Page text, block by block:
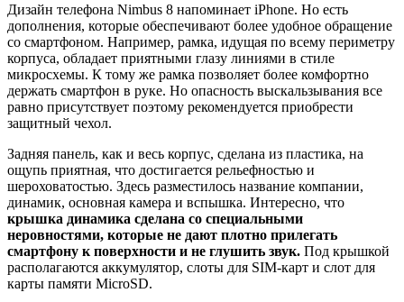
Дизайн телефона Nimbus 8 напоминает iPhone. Но есть
дополнения, которые обеспечивают более удобное обращение
со смартфоном. Например, рамка, идущая по всему периметру
корпуса, обладает приятными глазу линиями в стиле
микросхемы. К тому же рамка позволяет более комфортно
держать смартфон в руке. Но опасность выскальзывания все
равно присутствует поэтому рекомендуется приобрести
защитный чехол.
Задняя панель, как и весь корпус, сделана из пластика, на
ощупь приятная, что достигается рельефностью и
шероховатостью. Здесь разместилось название компании,
динамик, основная камера и вспышка. Интересно, что
крышка динамика сделана со специальными
неровностями, которые не дают плотно прилегать
смартфону к поверхности и не глушить звук. Под крышкой
располагаются аккумулятор, слоты для SIM-карт и слот для
карты памяти MicroSD.